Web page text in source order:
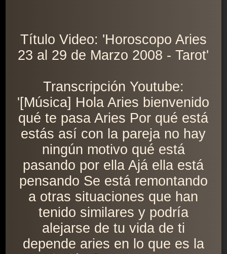
Título Video: 'Horoscopo Aries
23 al 29 de Marzo 2008 - Tarot'
Transcripción Youtube:
'[Música] Hola Aries bienvenido
qué te pasa Aries Por qué está
estás así con la pareja no hay
ningún motivo qué está
pasando por ella Ajá ella está
pensando Se está remontando
a otras situaciones que han
tenido similares y podría
alejarse de tu vida de ti
depende aries en lo que es la